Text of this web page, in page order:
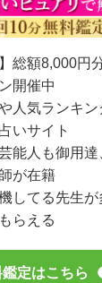
総額8,000円
開催中
人気ランキ
いサイト
能人も御用
が在籍
してる先生が
らえる
定はこちら